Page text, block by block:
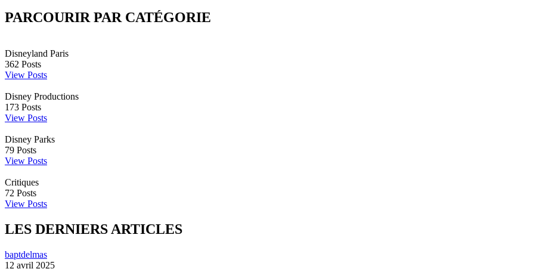
PARCOURIR PAR CATÉGORIE
Disneyland Paris
362 Posts
View Posts
Disney Productions
173 Posts
View Posts
Disney Parks
79 Posts
View Posts
Critiques
72 Posts
View Posts
LES DERNIERS ARTICLES
baptdelmas
12 avril 2025